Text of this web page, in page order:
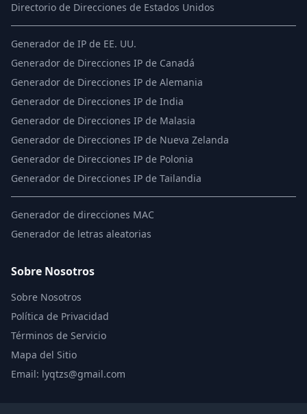
Directorio de Direcciones de Estados Unidos
Generador de IP de EE. UU.
Generador de Direcciones IP de Canadá
Generador de Direcciones IP de Alemania
Generador de Direcciones IP de India
Generador de Direcciones IP de Malasia
Generador de Direcciones IP de Nueva Zelanda
Generador de Direcciones IP de Polonia
Generador de Direcciones IP de Tailandia
Generador de direcciones MAC
Generador de letras aleatorias
Sobre Nosotros
Sobre Nosotros
Política de Privacidad
Términos de Servicio
Mapa del Sitio
Email: lyqtzs@gmail.com